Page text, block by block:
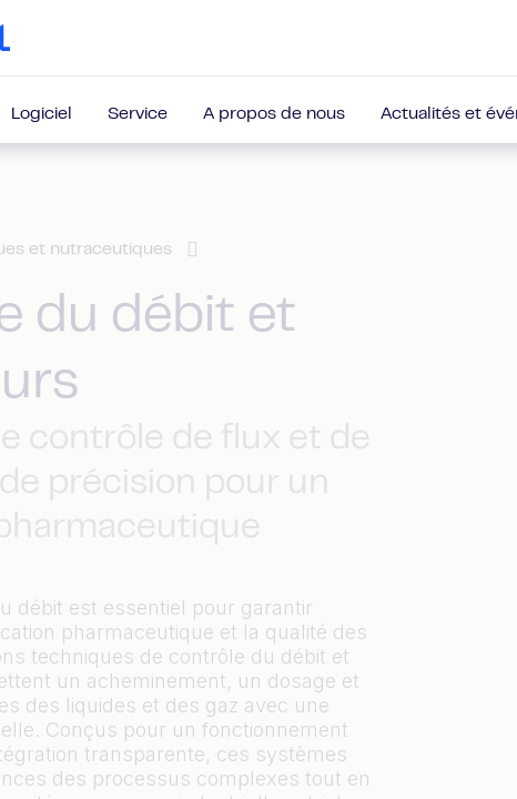
Logiciel Service A propos de nous Actualités et
et nutraceutiques
du débit et
contrôle de flux et de
précision pour un
débit est essentiel pour garantir
pharmaceutique et la qualité des
techniques de contrôle du débit et
un acheminement, un dosage et
des liquides et des gaz avec une
Conçus pour un fonctionnement
transparente, ces systèmes
des processus complexes tout en